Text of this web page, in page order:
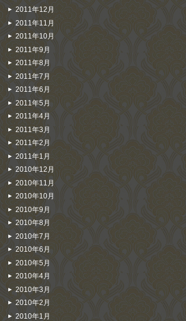
2011年12月
2011年11月
2011年10月
2011年9月
2011年8月
2011年7月
2011年6月
2011年5月
2011年4月
2011年3月
2011年2月
2011年1月
2010年12月
2010年11月
2010年10月
2010年9月
2010年8月
2010年7月
2010年6月
2010年5月
2010年4月
2010年3月
2010年2月
2010年1月